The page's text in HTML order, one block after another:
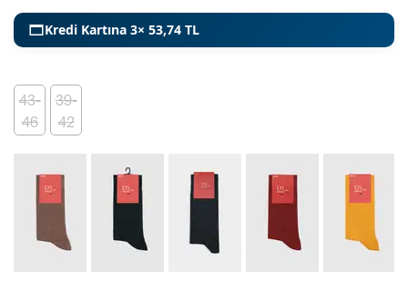
Kredi Kartına 3× 53,74 TL
43-
46
39-
42